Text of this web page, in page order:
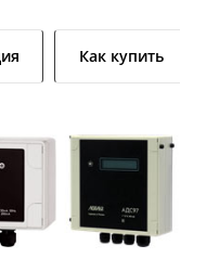
Как купить